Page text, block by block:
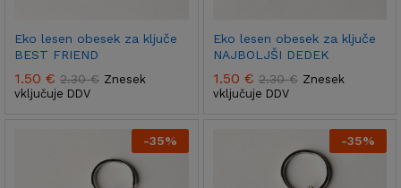
Eko lesen obesek za ključe
BEST FRIEND
1.50 € 2.30€ Znesek
vključuje DDV
Eko lesen obesek za ključe
NAJBOLJŠI DEDEK
1.50 € 2.30€ Znesek
vključuje DDV
-35% -35%